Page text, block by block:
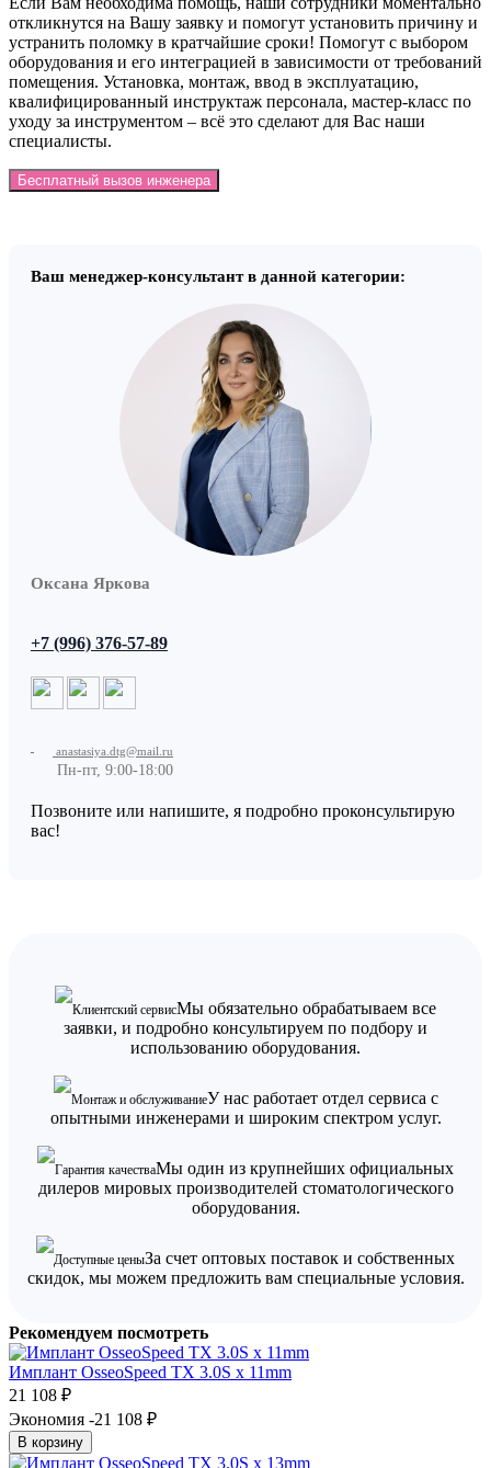
откликнутся на Вашу заявку и помогут установить причину и
устранить поломку в кратчайшие сроки! Помогут с выбором
оборудования и его интеграцией в зависимости от требований
помещения. Установка, монтаж, ввод в эксплуатацию,
квалифицированный инструктаж персонала, мастер-класс по
уходу за инструментом – всё это сделают для Вас наши
специалисты.
Бесплатный вызов инженера
Ваш менеджер-консультант в данной категории:
Оксана Яркова
+7 (996) 376-57-89
anastasiya.dtg@mail.ru
Пн-пт, 9:00-18:00
Позвоните или напишите, я подробно проконсультирую
вас!
Клиентский сервисМы обязательно обрабатываем все
заявки, и подробно консультируем по подбору и
использованию оборудования.
Монтаж и обслуживаниеУ нас работает отдел сервиса с
опытными инженерами и широким спектром услуг.
Гарантия качестваМы один из крупнейших официальных
дилеров мировых производителей стоматологического
оборудования.
Доступные ценыЗа счет оптовых поставок и собственных
скидок, мы можем предложить вам специальные условия.
Рекомендуем посмотреть
Имплант OsseoSpeed TX 3.0S х 11mm
21 108 ₽
Экономия -21 108 ₽
В корзину